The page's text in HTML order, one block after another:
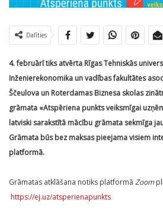
Dalīties
4. februārī tiks atvērta Rīgas Tehniskās
Inženierekonomika un vadības fakultātes
Ščeulova un Roterdamas Biznesa skolas
grāmata «Atspēriena punkts veiksmīgai
latviski sarakstītā mācību grāmata sekmīga
Grāmata būs bez maksas pieejama visiem
platformā.
Grāmatas atklāšana notiks platformā Zoom
https://ej.uz/atsperienapunkts